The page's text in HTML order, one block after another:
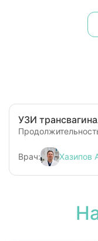
УЗИ
Врач:
Хазипов